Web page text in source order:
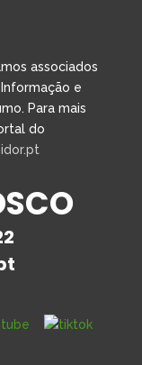
associados
e
Para mais
do